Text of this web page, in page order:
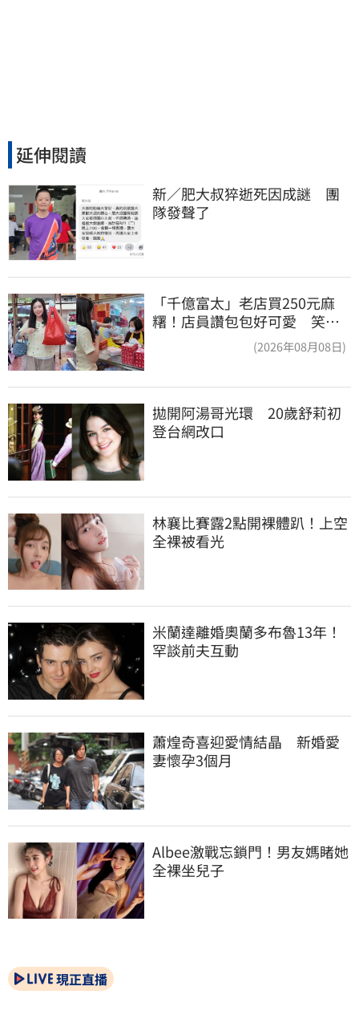
延伸閱讀
新／肥大叔猝逝死因成謎　團
隊發聲了
「千億富太」老店買250元麻
糬！店員讚包包好可愛 笑
(2026年08月08日)
拋開阿湯哥光環　20歲舒莉初
登台網改口
林襄比賽露2點開裸體趴！上空
全裸被看光
米蘭達離婚奧蘭多布魯13年！
罕談前夫互動
蕭煌奇喜迎愛情結晶　新婚愛
妻懷孕3個月
Albee激戰忘鎖門！男友媽睹她
全裸坐兒子
現正直播